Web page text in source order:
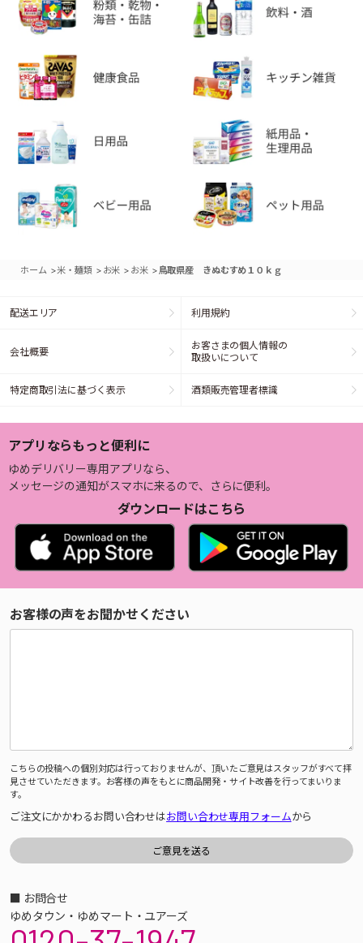
ホーム >米・麺類 > お米 > お米 > 鳥取県産 きぬむすめ１０ｋｇ
配送エリア 利用規約
会社概要
お客さまの個人情報の
取扱いについて
特定商取引法に基づく表示 酒類販売管理者標識
アプリならもっと便利に
ゆめデリバリー専用アプリなら、
メッセージの通知がスマホに来るので、さらに便利。
ダウンロードはこちら
お客様の声をお聞かせください
こちらの投稿への個別対応は行っておりませんが、頂いたご意見はスタッフがすべて拝
見させていただきます。お客様の声をもとに商品開発・サイト改善を行ってまいりま
す。
ご注文にかかわるお問い合わせはお問い合わせ専用フォームから
■ お問合せ
ゆめタウン・ゆめマート・ユアーズ